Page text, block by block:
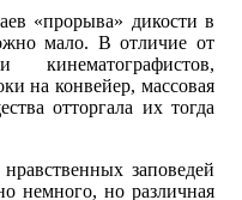
«прорыва» дикости в
мало. В отличие от
на конвейер, массовая
отторгала их тогда
заповедей
немного, но различная